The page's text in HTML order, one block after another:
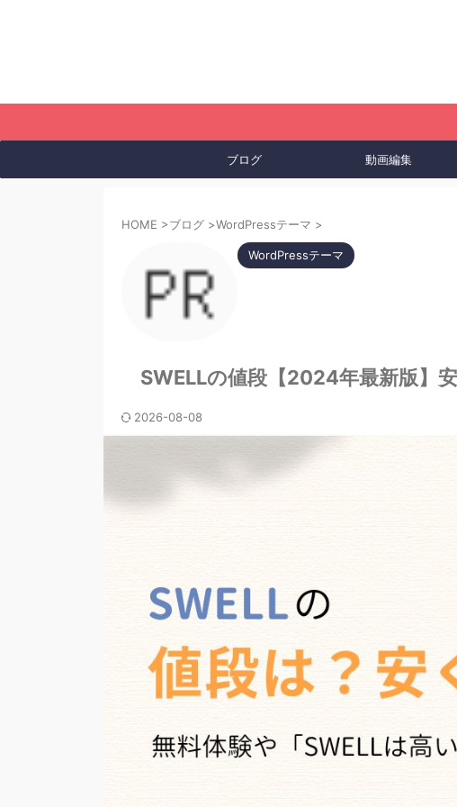
ブログ 動画編集
HOME >ブログ >WordPressテーマ >
WordPressテーマ
SWELLの値段【2024年最新版】
2026-08-08